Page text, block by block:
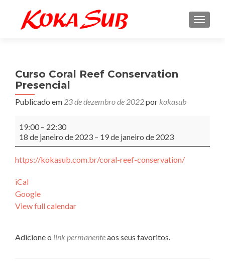
Curso Coral Reef Conservation
Presencial
Publicado em 23 de dezembro de 2022por kokasub
Coral
Reef
Presencial
19:00 – 22:30
18 de janeiro de 2023 – 19 de janeiro de 2023
https://kokasub.com.br/coral-reef-conservation/
iCal
Google
View full calendar
Adicione o link permanenteaos seus favoritos.